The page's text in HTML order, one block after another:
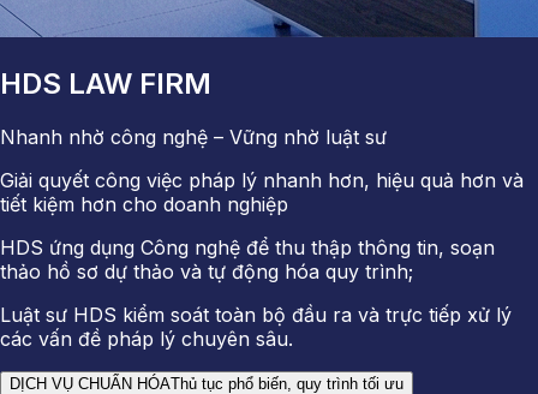
HDS LAW FIRM
Nhanh nhờ công nghệ – Vững nhờ luật sư
Giải quyết công việc pháp lý nhanh hơn, hiệu quả hơn và
tiết kiệm hơn cho doanh nghiệp
HDS ứng dụng Công nghệ để thu thập thông tin, soạn
thảo hồ sơ dự thảo và tự động hóa quy trình;
Luật sư HDS kiểm soát toàn bộ đầu ra và trực tiếp xử lý
các vấn đề pháp lý chuyên sâu.
DỊCH VỤ CHUẨN HÓAThủ tục phổ biến, quy trình tối ưu